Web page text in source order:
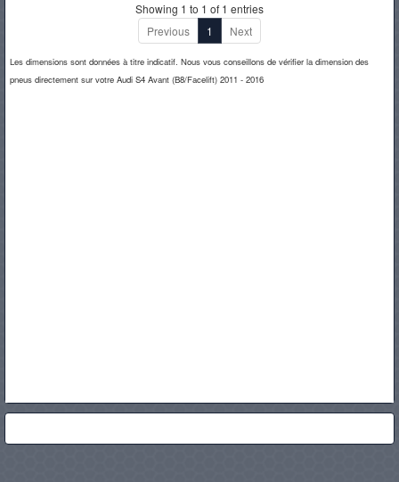
Showing 1 to 1 of 1 entries
Previous
1 Next
Les dimensions sont données à titre indicatif. Nous vous conseillons de vérifier la dimension des
pneus directement sur votre Audi S4 Avant (B8/Facelift) 2011 - 2016